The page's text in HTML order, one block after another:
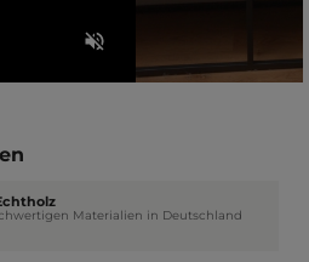
Materialien in Deutschland